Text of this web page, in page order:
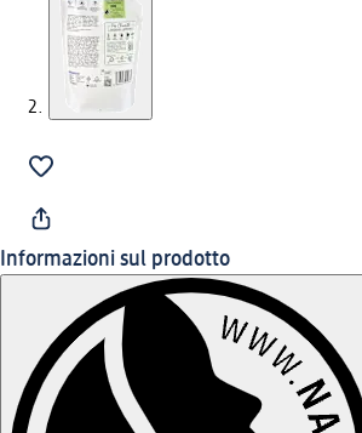
Informazioni sul prodotto